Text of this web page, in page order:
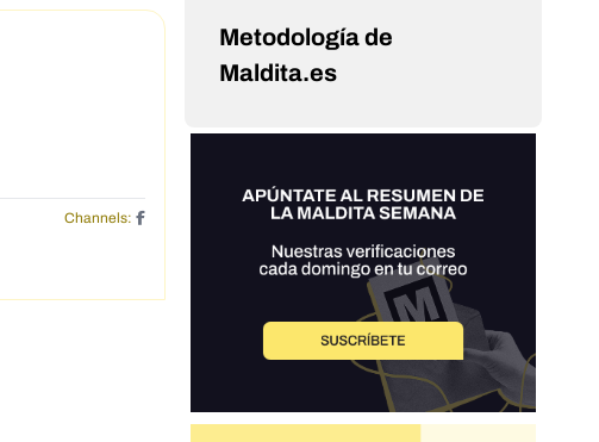
Channels:
Metodología de
Maldita.es